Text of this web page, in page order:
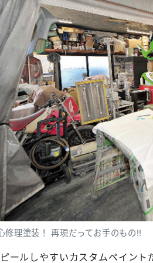
修理塗装！ 再現だってお手のもの!!
ールしやすいカスタムペイン